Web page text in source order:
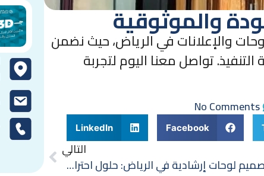
والموثوقية
والإعلانات في الرياض، حيث نضمن
تواصل معنا اليوم لتجربة
No Comments
Facebook
LinkedIn
التالي
تصميم لوحات إرشادية في الرياض: حلول احترافية للتوجيه وتسهيل التنقل